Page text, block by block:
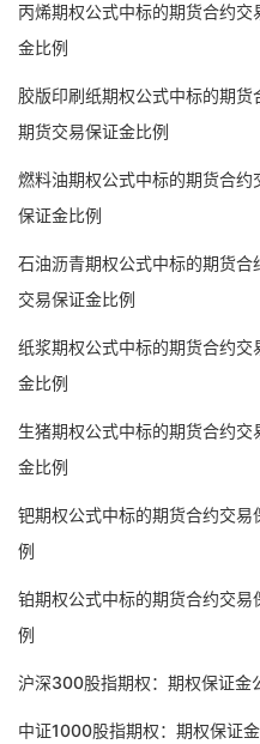
丙烯期权公式中标的期货合约
金比例
胶版印刷纸期权公式中标的期
期货交易保证金比例
燃料油期权公式中标的期货合
保证金比例
石油沥青期权公式中标的期货
交易保证金比例
纸浆期权公式中标的期货合约
金比例
生猪期权公式中标的期货合约
金比例
钯期权公式中标的期货合约交
例
铂期权公式中标的期货合约交
例
沪深300股指期权：期权保证金
中证1000股指期权：期权保证